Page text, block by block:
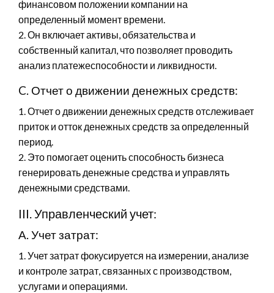
финансовом положении компании на
определенный момент времени.
2. Он включает активы, обязательства и
собственный капитал, что позволяет проводить
анализ платежеспособности и ликвидности.
C. Отчет о движении денежных средств:
1. Отчет о движении денежных средств отслеживает
приток и отток денежных средств за определенный
период.
2. Это помогает оценить способность бизнеса
генерировать денежные средства и управлять
денежными средствами.
III. Управленческий учет:
А. Учет затрат:
1. Учет затрат фокусируется на измерении, анализе
и контроле затрат, связанных с производством,
услугами и операциями.